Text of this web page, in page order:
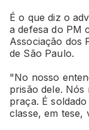
É o que diz o
a defesa do PM
Associação dos
de São Paulo.
"No nosso
prisão dele. Nós
praça. É
classe, em tese,